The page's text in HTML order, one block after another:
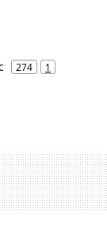
274 1